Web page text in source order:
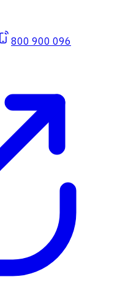
800 900 096